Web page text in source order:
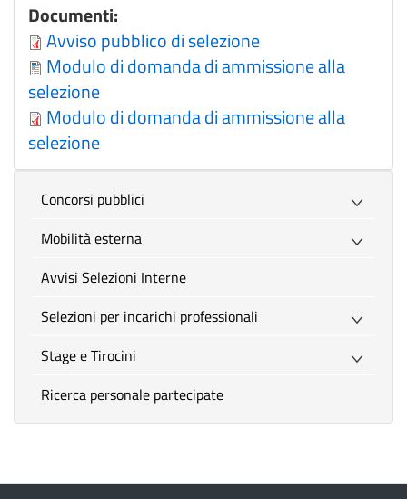
Documenti:
Avviso pubblico di selezione
Modulo di domanda di ammissione alla
selezione
Modulo di domanda di ammissione alla
selezione
Concorsi pubblici
Mobilità esterna
Avvisi Selezioni Interne
Selezioni per incarichi professionali
Stage e Tirocini
Ricerca personale partecipate